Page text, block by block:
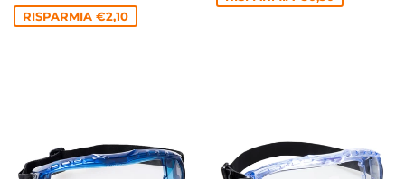
RISPARMIA €2,10